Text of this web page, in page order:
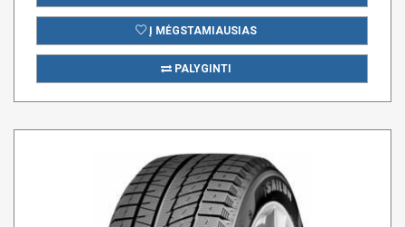
Į MĖGSTAMIAUSIAS
PALYGINTI